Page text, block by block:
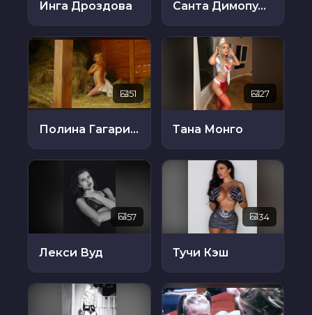
Инга Дроздова Санта Димопулос
51
Полина Гагарина
27
Тана Монго
57
Лекси Вуд
34
Тучи Кэш